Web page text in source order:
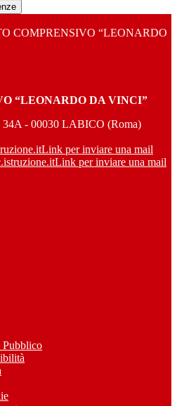
COMPRENSIVO “LEONARDO
“LEONARDO DA VINCI”
34A - 00030 LABICO (Roma)
Link per inviare una mail
Link per inviare una mail